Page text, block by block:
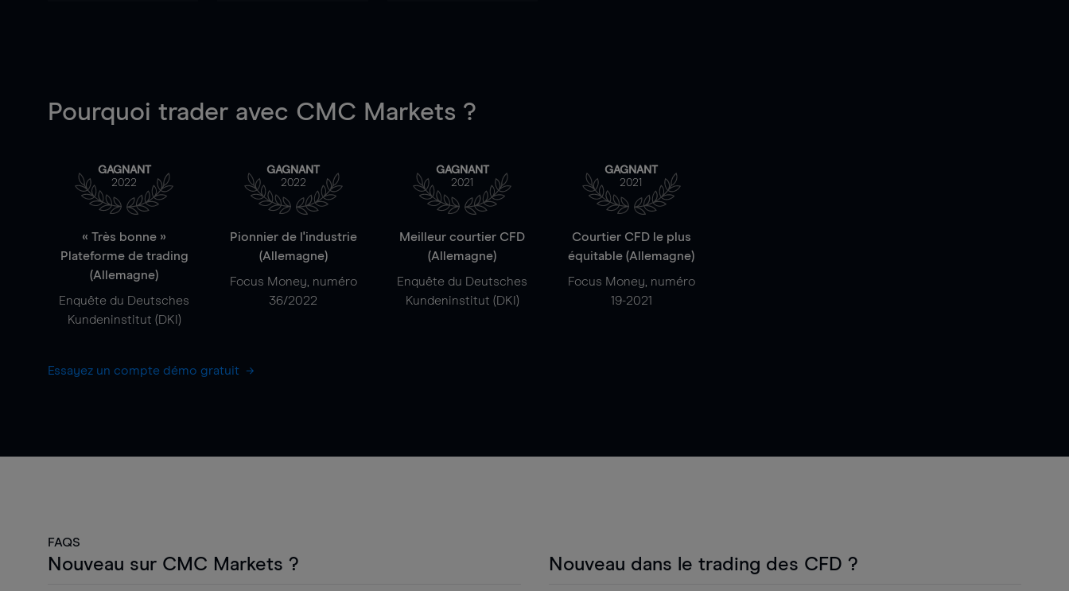
Pourquoi trader avec CMC Markets ?
GAGNANT
2022
« Très bonne »
Plateforme de trading
(Allemagne)
Enquête du Deutsches
Kundeninstitut (DKI)
GAGNANT
2022
Pionnier de l'industrie
(Allemagne)
Focus Money, numéro
36/2022
GAGNANT
2021
Meilleur courtier CFD
(Allemagne)
Enquête du Deutsches
Kundeninstitut (DKI)
GAGNANT
2021
Courtier CFD le plus
équitable (Allemagne)
Focus Money, numéro
19-2021
Essayez un compte démo gratuit
FAQS
Nouveau sur CMC Markets ? Nouveau dans le trading des CFD ?